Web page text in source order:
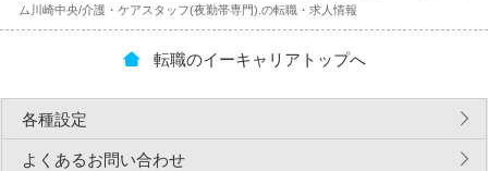
ム川崎中央/介護・ケアスタッフ(夜勤帯専門).の転職・求人情報
転職のイーキャリアトップへ
各種設定
よくあるお問い合わせ